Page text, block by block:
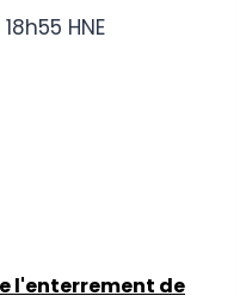
HNE
l'enterrement de